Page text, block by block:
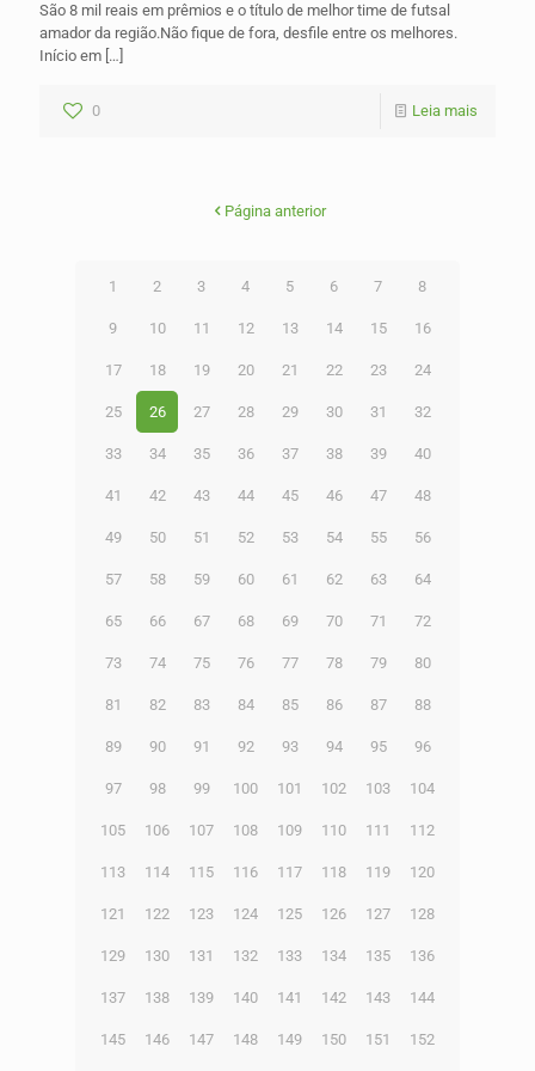
São 8 mil reais em prêmios e o título de melhor time de futsal
amador da região.Não fique de fora, desfile entre os melhores.
Início em […]
0 Leia mais
Página anterior
1 2 3 4 5 6 7 8
9 10 11 12 13 14 15 16
17 18 19 20 21 22 23 24
25 26 27 28 29 30 31 32
33 34 35 36 37 38 39 40
41 42 43 44 45 46 47 48
49 50 51 52 53 54 55 56
57 58 59 60 61 62 63 64
65 66 67 68 69 70 71 72
73 74 75 76 77 78 79 80
81 82 83 84 85 86 87 88
89 90 91 92 93 94 95 96
97 98 99 100 101 102 103 104
105 106 107 108 109 110 111 112
113 114 115 116 117 118 119 120
121 122 123 124 125 126 127 128
129 130 131 132 133 134 135 136
137 138 139 140 141 142 143 144
145 146 147 148 149 150 151 152